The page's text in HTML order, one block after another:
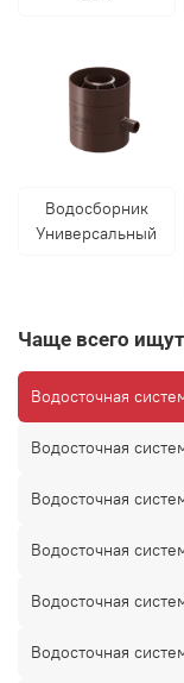
Водосборник
Универсальный
Чаще всего
Водосточная
Водосточная
Водосточная
Водосточная
Водосточная
Водосточная